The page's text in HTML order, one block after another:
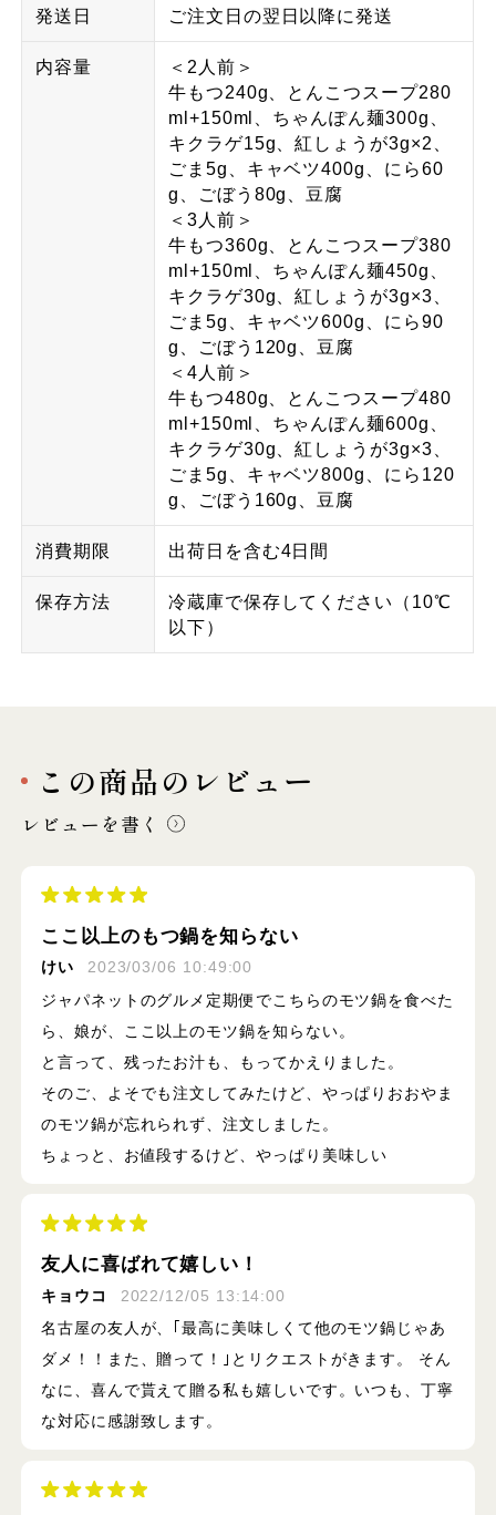
発送日 ご注文日の翌日以降に発送
内容量
＜2人前＞
牛もつ240g、とんこつスープ280
ml+150ml、ちゃんぽん麺300g、
キクラゲ15g、紅しょうが3g×2、
ごま5g、キャベツ400g、にら60
g、ごぼう80g、豆腐
＜3人前＞
牛もつ360g、とんこつスープ380
ml+150ml、ちゃんぽん麺450g、
キクラゲ30g、紅しょうが3g×3、
ごま5g、キャベツ600g、にら90
g、ごぼう120g、豆腐
＜4人前＞
牛もつ480g、とんこつスープ480
ml+150ml、ちゃんぽん麺600g、
キクラゲ30g、紅しょうが3g×3、
ごま5g、キャベツ800g、にら120
g、ごぼう160g、豆腐
消費期限 出荷日を含む4日間
保存方法
冷蔵庫で保存してください（10℃
以下）
この商品のレビュー
レビューを書く
ここ以上のもつ鍋を知らない
けい
2023/03/06 10:49:00
ジャパネットのグルメ定期便でこちらのモツ鍋を食べた
ら、娘が、ここ以上のモツ鍋を知らない。
と言って、残ったお汁も、もってかえりました。
そのご、よそでも注文してみたけど、やっぱりおおやま
のモツ鍋が忘れられず、注文しました。
ちょっと、お値段するけど、やっぱり美味しい
友人に喜ばれて嬉しい！
キョウコ
2022/12/05 13:14:00
名古屋の友人が、｢最高に美味しくて他のモツ鍋じゃあ
ダメ！！また、贈って！｣とリクエストがきます。 そん
なに、喜んで貰えて贈る私も嬉しいです。いつも、丁寧
な対応に感謝致します。